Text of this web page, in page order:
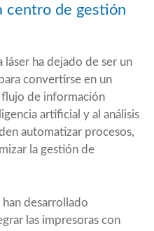
centro de gestión
láser ha dejado de ser un
convertirse en un
de información
artificial y al análisis
automatizar procesos,
la gestión de
han desarrollado
las impresoras con